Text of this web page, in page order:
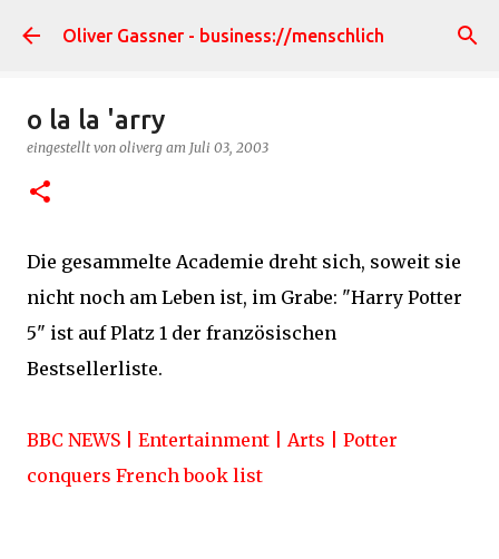
Direkt zum Hauptbereich
Oliver Gassner - business://menschlich
o la la 'arry
eingestellt von oliverg am Juli 03, 2003
Die gesammelte Academie dreht sich, soweit sie
nicht noch am Leben ist, im Grabe: "Harry Potter
5" ist auf Platz 1 der französischen
Bestsellerliste.
BBC NEWS | Entertainment | Arts | Potter
conquers French book list